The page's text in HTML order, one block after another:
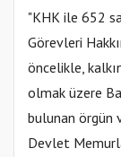
"KHK ile 652
Görevleri
öncelikle,
olmak üzere
bulunan örgün
Devlet